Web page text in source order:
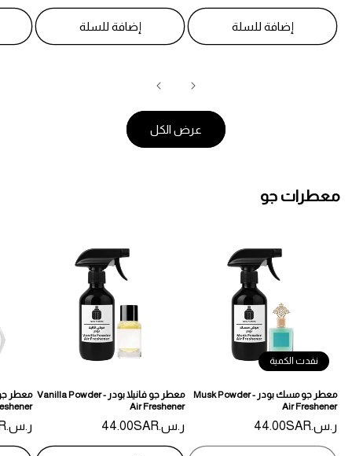
إضافة للسلة إضافة للسلة
عرض الكل
معطرات جو
نفدت الكمية
معطر جو مسك بودر - Musk Powder
Air Freshener
السعر
المبدئي
ر.س.‏44.00SAR
معطر جو فانيلا بودر - Vanilla Powder
Air Freshener
السعر
المبدئي
ر.س.‏44.00SAR
السعر
ر.س.‏44.00SAR